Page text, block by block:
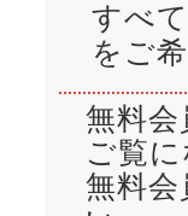
すべ
をご
無料
ご覧
無料会